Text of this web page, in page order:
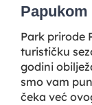
Park prirode
turističku
godini
smo vam
čeka već